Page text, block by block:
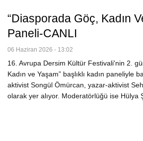
“Diasporada Göç, Kadın
Paneli-CANLI
06 Haziran 2026 - 13:02
16. Avrupa Dersim Kültür Festivali'nin 2.
Kadın ve Yaşam” başlıklı kadın paneliyle
aktivist Songül Ömürcan, yazar-aktivist
olarak yer alıyor. Moderatörlüğü ise Hülya